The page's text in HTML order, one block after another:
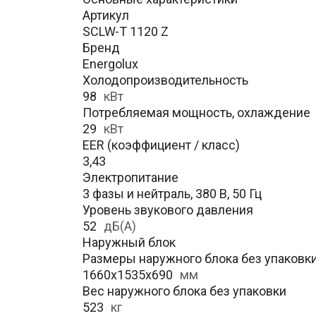
Артикул
SCLW-T 1120 Z
Бренд
Energolux
Холодопроизводительность
98 кВт
Потребляемая мощность, охлаждение
29 кВт
EER (коэффициент / класс)
3,43
Электропитание
3 фазы и нейтраль, 380 В, 50 Гц
Уровень звукового давления
52 дБ(А)
Наружный блок
Размеры наружного блока без
1660x1535x690 мм
Вес наружного блока без упаковки
523 кг